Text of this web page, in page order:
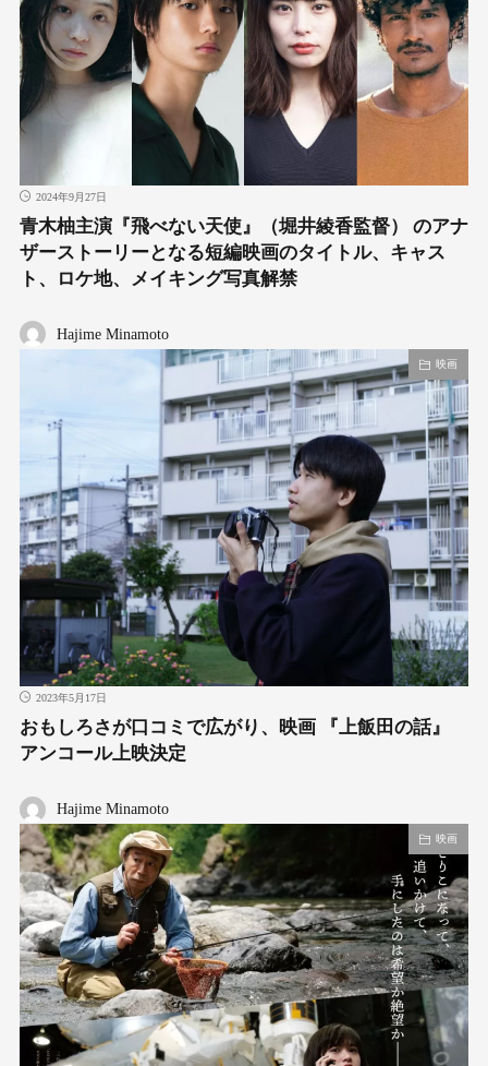
2024年9月27日
青木柚主演『飛べない天使』（堀井綾香監督） のアナ
ザーストーリーとなる短編映画のタイトル、キャス
ト、ロケ地、メイキング写真解禁
Hajime Minamoto
映画
2023年5月17日
おもしろさが口コミで広がり、映画 『上飯田の話』
アンコール上映決定
Hajime Minamoto
映画